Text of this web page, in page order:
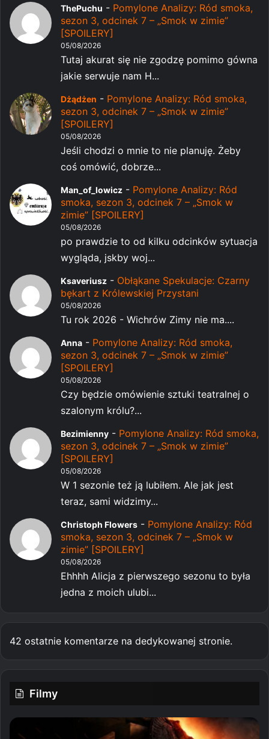
ThePuchu - Pomylone Analizy: Ród smoka,
sezon 3, odcinek 7 – „Smok w zimie”
[SPOILERY]
05/08/2026
Tutaj akurat się nie zgodzę pomimo gówna
jakie serwuje nam H...
Dżądżen - Pomylone Analizy: Ród smoka,
sezon 3, odcinek 7 – „Smok w zimie”
[SPOILERY]
05/08/2026
Jeśli chodzi o mnie to nie planuję. Żeby
coś omówić, dobrze...
Man_of_lowicz - Pomylone Analizy: Ród
smoka, sezon 3, odcinek 7 – „Smok w
zimie” [SPOILERY]
05/08/2026
po prawdzie to od kilku odcinków sytuacja
wygląda, jskby woj...
Ksaveriusz - Obłąkane Spekulacje: Czarny
bękart z Królewskiej Przystani
05/08/2026
Tu rok 2026 - Wichrów Zimy nie ma....
Anna - Pomylone Analizy: Ród smoka,
sezon 3, odcinek 7 – „Smok w zimie”
[SPOILERY]
05/08/2026
Czy będzie omówienie sztuki teatralnej o
szalonym królu?...
Bezimienny - Pomylone Analizy: Ród smoka,
sezon 3, odcinek 7 – „Smok w zimie”
[SPOILERY]
05/08/2026
W 1 sezonie też ją lubiłem. Ale jak jest
teraz, sami widzimy...
Christoph Flowers - Pomylone Analizy: Ród
smoka, sezon 3, odcinek 7 – „Smok w
zimie” [SPOILERY]
05/08/2026
Ehhhh Alicja z pierwszego sezonu to była
jedna z moich ulubi...
42 ostatnie komentarze na dedykowanej stronie.
Filmy